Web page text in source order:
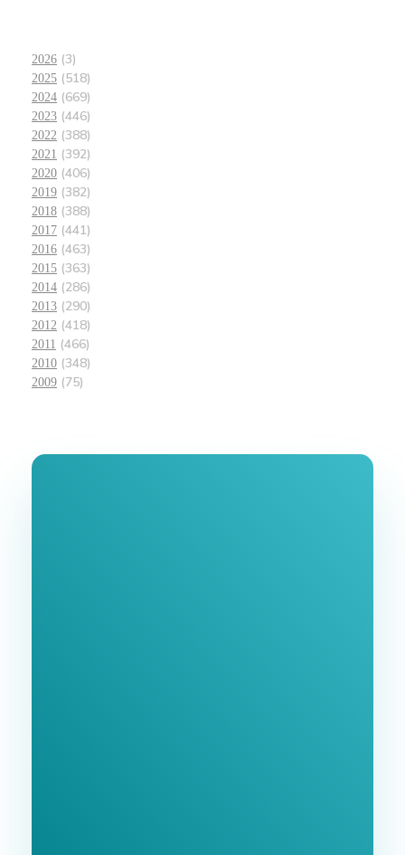
2026 (3)
2025 (518)
2024 (669)
2023 (446)
2022 (388)
2021 (392)
2020 (406)
2019 (382)
2018 (388)
2017 (441)
2016 (463)
2015 (363)
2014 (286)
2013 (290)
2012 (418)
2011 (466)
2010 (348)
2009 (75)